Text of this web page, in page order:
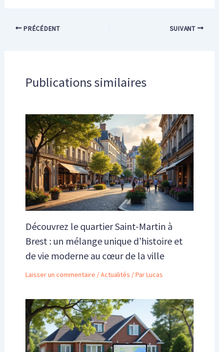
PRÉCÉDENT SUIVANT
Publications similaires
Découvrez le quartier Saint-Martin à
Brest : un mélange unique d’histoire et
de vie moderne au cœur de la ville
Laisser un commentaire /Actualités / ParLucas